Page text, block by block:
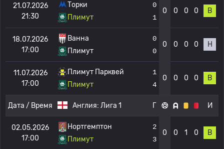
21.07.2026
21:30
Торки
Плимут
0
1
0 0 0 0 В
18.07.2026
17:00
Ванна
Плимут
0
0
0 0 0 0 Н
11.07.2026
17:00
Плимут Парквей
Плимут
1
4
0 0 0 0 В
Дата / Время Англия: Лига 1 Г И
02.05.2026
17:00
Нортгемптон
Плимут
2
3
0 0 1 0 В